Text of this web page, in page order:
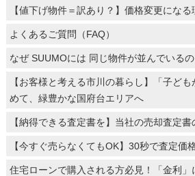
【値下げ物件＝訳あり？】価格変更になる
よくあるご質問（FAQ）
なぜ SUUMOには 同じ物件が並んでいるの
【お客様と考える市川の暮らし】「子ど
めて、緑豊かな国府台エリアへ
【納得できる査定書を】当社の売却査定書
【今すぐ売らなくてもOK】30秒で査定価
住宅ローンで購入される方必見！「金利」